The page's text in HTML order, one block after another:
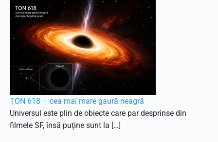
TON 618 – cea mai mare gaură neagră
Universul este plin de obiecte care par desprinse din
filmele SF, însă puține sunt la […]